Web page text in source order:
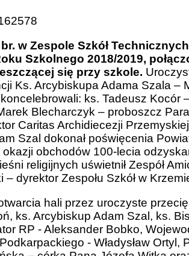
w Zespole Szkół
Szkolnego 2018/2019,
się przy szkole.
Ks. Arcybiskupa Adama Szala –
ks. Tadeusz Kocór
Blecharczyk – proboszcz
Caritas Archidiecezji
Szal dokonał poświęcenia
obchodów 100-lecia
religijnych uświetnił Zespół
– dyrektor Zespołu Szkół w
hali przez uroczyste
ks. Arcybiskup Adam Szal, ks.
RP - Aleksander Bobko,
- Władysław